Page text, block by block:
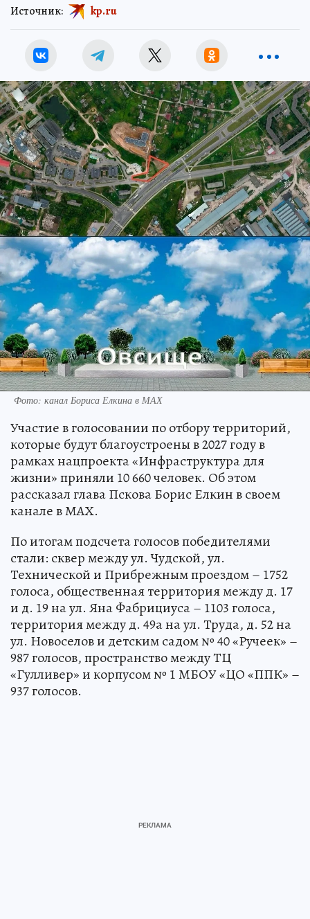
Источник: kp.ru
Фото: канал Бориса Елкина в МАХ
Участие в голосовании по отбору территорий,
которые будут благоустроены в 2027 году в
рамках нацпроекта «Инфраструктура для
жизни» приняли 10 660 человек. Об этом
рассказал глава Пскова Борис Елкин в своем
канале в МАХ.
По итогам подсчета голосов победителями
стали: сквер между ул. Чудской, ул.
Технической и Прибрежным проездом – 1752
голоса, общественная территория между д. 17
и д. 19 на ул. Яна Фабрициуса – 1103 голоса,
территория между д. 49а на ул. Труда, д. 52 на
ул. Новоселов и детским садом № 40 «Ручеек» –
987 голосов, пространство между ТЦ
«Гулливер» и корпусом № 1 МБОУ «ЦО «ППК» –
937 голосов.